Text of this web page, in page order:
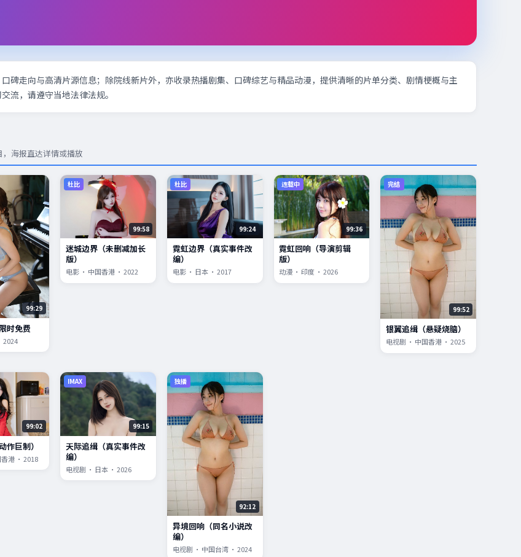
碑走向与高清片源信息；除院线新片外，亦收录热播剧集、口碑综艺与精品动漫，提供清晰的片单分类、剧情梗概与主
流，请遵守当地法律法规。
海报直达详情或播放
99:29
时免费
2024
杜比
99:58
迷城边界（未删减加长
版）
电影 · 中国香港 · 2022
杜比
99:24
霓虹边界（真实事件改
编）
电影 · 日本 · 2017
连载中
99:36
霓虹回响（导演剪辑
版）
动漫 · 印度 · 2026
完结
99:52
银翼追缉（悬疑烧脑）
电视剧 · 中国香港 · 2025
99:02
作巨制）
港 · 2018
IMAX
99:15
天际追缉（真实事件改
编）
电视剧 · 日本 · 2026
独播
92:12
异境回响（同名小说改
编）
电视剧 · 中国台湾 · 2024